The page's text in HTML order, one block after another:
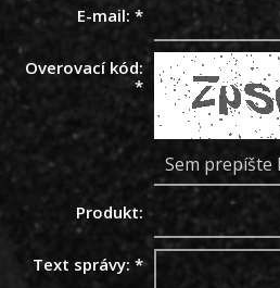
E-mail: *
Overovací kód:
*
Produkt:
Text správy: *